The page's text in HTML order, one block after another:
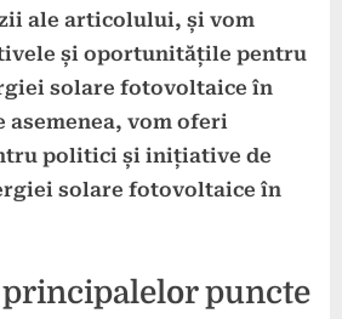
ale articolului, și vom
și oportunitățile pentru
solare fotovoltaice în
asemenea, vom oferi
politici și inițiative de
solare fotovoltaice în
puncte